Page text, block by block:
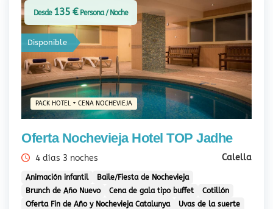
PACK HOTEL + CENA NOCHEVIEJA
Disponible
Oferta Nochevieja Hotel TOP Jadhe
4 días 3 noches Calella
Animación infantil
Baile/Fiesta de Nochevieja
Brunch de Año Nuevo
Cena de gala tipo buffet
Cotillón
Oferta Fin de Año y Nochevieja Catalunya
Uvas de la suerte
Desde 135 €Persona / Noche